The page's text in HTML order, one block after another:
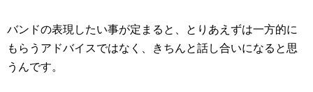
バンドの表現したい事が定まると、とりあえずは一方的に
もらうアドバイスではなく、きちんと話し合いになると思
うんです。